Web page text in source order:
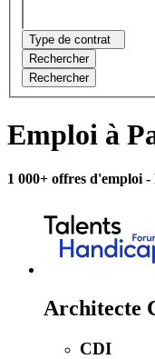
Type de contrat
Rechercher
Rechercher
Emploi à
1 000+ offres d'emploi -
Architecte
CDI